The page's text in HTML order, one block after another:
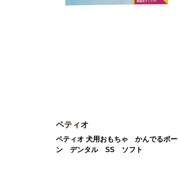
ペティオ
ペティオ 犬用おもちゃ かんでるボー
ン デンタル SS ソフト